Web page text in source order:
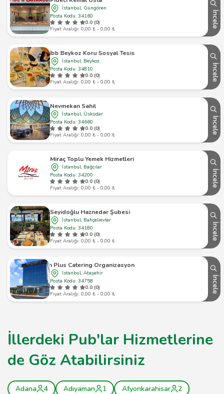
İstanbul, Güngören
Posta Kodu: 34160
0.0 (0)
Fiyat Aralığı: 0,00 ₺ - 0,00 ₺
İncele
İbb Beykoz Koru Sosyal Tesisi
İstanbul, Beykoz
Posta Kodu: 34810
0.0 (0)
Fiyat Aralığı: 0,00 ₺ - 0,00 ₺
İncele
Nevmekan Sahil
İstanbul, Üsküdar
Posta Kodu: 34660
0.0 (0)
Fiyat Aralığı: 0,00 ₺ - 0,00 ₺
İncele
Miraç Toplu Yemek Hizmetleri
İstanbul, Bağcılar
Posta Kodu: 34200
0.0 (0)
Fiyat Aralığı: 0,00 ₺ - 0,00 ₺
İncele
Seyidoğlu Haznedar Şubesi
İstanbul, Bahçelievler
Posta Kodu: 34180
0.0 (0)
Fiyat Aralığı: 0,00 ₺ - 0,00 ₺
İncele
Brunch Plus Catering Organizasyon Hizmetleri
İstanbul, Ataşehir
Posta Kodu: 34758
0.0 (0)
Fiyat Aralığı: 0,00 ₺ - 0,00 ₺
İncele
İllerdeki Pub'lar Hizmetlerine
de Göz Atabilirsiniz
Adana 4 Adıyaman 1 Afyonkarahisar
2